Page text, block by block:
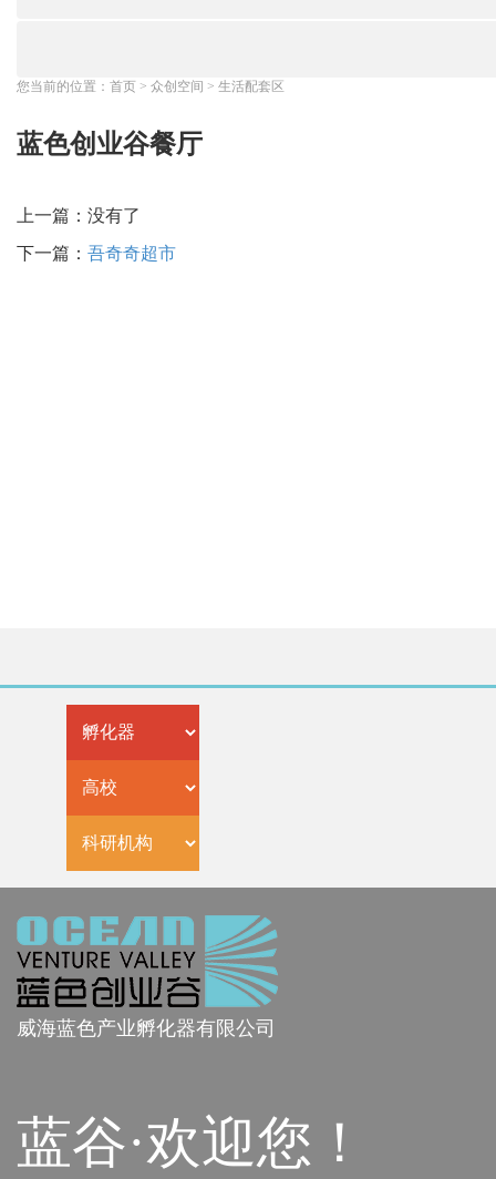
您当前的位置： 首页 > 众创空间 > 生活配套区
蓝色创业谷餐厅
上一篇：没有了
下一篇： 吾奇奇超市
威海蓝色产业孵化器有限公司
蓝谷·欢迎您！